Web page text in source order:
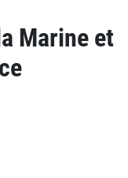
Marine et